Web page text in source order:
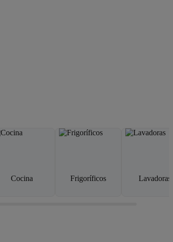
Cocina Frigoríficos Lavadoras